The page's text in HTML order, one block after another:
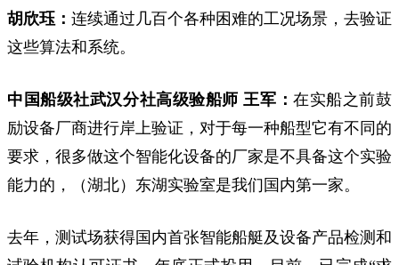
胡欣珏： 连续通过几百个各种困难的工况场景，去验证
这些算法和系统。
中国船级社武汉分社高级验船师 王军：在实船之前鼓
励设备厂商进行岸上验证，对于每一种船型它有不同的
要求，很多做这个智能化设备的厂家是不具备这个实验
能力的，（湖北）东湖实验室是我们国内第一家。
去年，测试场获得国内首张智能船艇及设备产品检测和